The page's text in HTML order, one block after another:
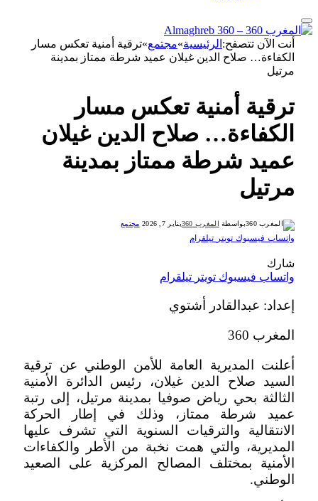
أنت الآن تتصفح: الرئيسية»مجتمع»ترقية أمنية تعكس مسار
الكفاءة… صلاح الدين غيلان عميد شرطة ممتاز بمدينة
مرتيل
ترقية أمنية تعكس مسار
الكفاءة… صلاح الدين غيلان
عميد شرطة ممتاز بمدينة
مرتيل
بواسطة المغرب 360 يناير 7, 2026 مجتمع
واتساب فيسبوك تويتر تيلقرام
شارك
واتساب فيسبوك تويتر تيلقرام
إعداد: عبدالقادر أشتوي
المغرب 360
أعلنت المديرية العامة للأمن الوطني عن ترقية
السيد صلاح الدين غيلان، رئيس الدائرة الأمنية
الثالثة بحي رياض صوفيا بمدينة مرتيل، إلى رتبة
عميد شرطة ممتاز، وذلك في إطار الحركة
الانتقالية والترقيات السنوية التي تشرف عليها
المديرية، والتي همت نخبة من الأطر والكفاءات
الأمنية بمختلف المصالح المركزية على الصعيد
الوطني.